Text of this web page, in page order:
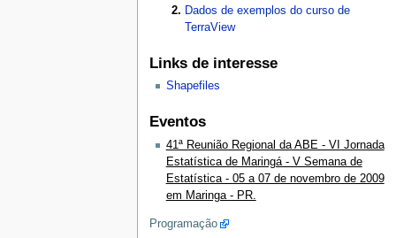
Dados de exemplos do curso de
TerraView
Links de interesse
Shapefiles
Eventos
41ª Reunião Regional da ABE - VI Jornada
Estatística de Maringá - V Semana de
Estatística - 05 a 07 de novembro de 2009
em Maringa - PR.
Programação